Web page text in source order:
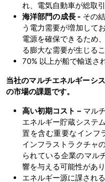
れ、電気自動車が総取
海洋部門の成長- その
う電力需要が増加して
電源を確保できるため
る膨大な需要が生じる
70% 以上が船で輸送さ
当社のマルチエネルギーシ
の市場の課題です。
高い初期コスト –マル
エネルギー貯蔵システ
置を含む重要なインフ
インフラストラクチャ
られている企業のマル
響を与える可能性があり
エネルギー源に課され